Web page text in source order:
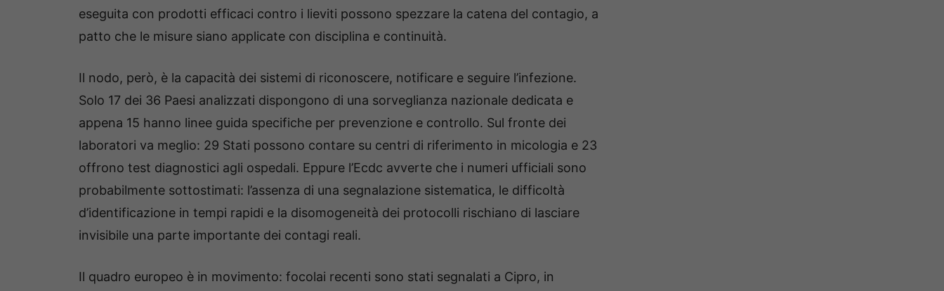
eseguita con prodotti efficaci contro i lieviti possono spezzare la catena del contagio, a
patto che le misure siano applicate con disciplina e continuità.
Il nodo, però, è la capacità dei sistemi di riconoscere, notificare e seguire l’infezione.
Solo 17 dei 36 Paesi analizzati dispongono di una sorveglianza nazionale dedicata e
appena 15 hanno linee guida specifiche per prevenzione e controllo. Sul fronte dei
laboratori va meglio: 29 Stati possono contare su centri di riferimento in micologia e 23
offrono test diagnostici agli ospedali. Eppure l’Ecdc avverte che i numeri ufficiali sono
probabilmente sottostimati: l’assenza di una segnalazione sistematica, le difficoltà
d’identificazione in tempi rapidi e la disomogeneità dei protocolli rischiano di lasciare
invisibile una parte importante dei contagi reali.
Il quadro europeo è in movimento: focolai recenti sono stati segnalati a Cipro, in